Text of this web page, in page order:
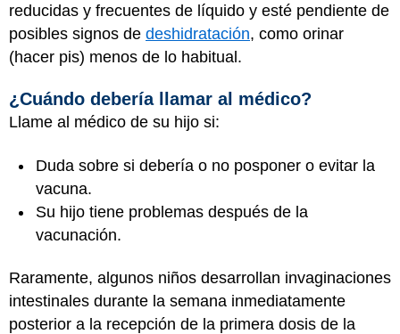
reducidas y frecuentes de líquido y esté pendiente de
posibles signos de deshidratación, como orinar
(hacer pis) menos de lo habitual.
¿Cuándo debería llamar al médico?
Llame al médico de su hijo si:
Duda sobre si debería o no posponer o evitar la
vacuna.
Su hijo tiene problemas después de la
vacunación.
Raramente, algunos niños desarrollan invaginaciones
intestinales durante la semana inmediatamente
posterior a la recepción de la primera dosis de la